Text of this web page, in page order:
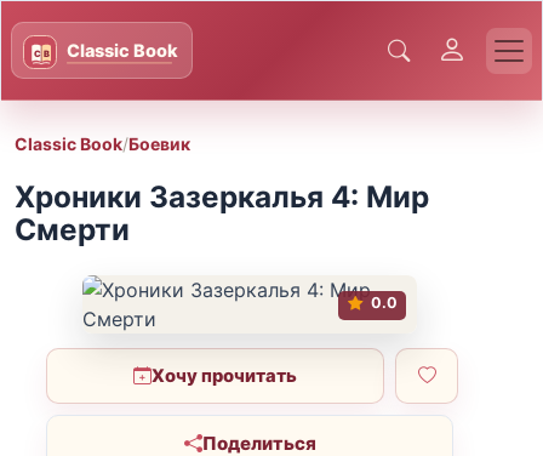
Classic Book/Боевик
Хроники Зазеркалья 4: Мир
Смерти
0.0
Хочу прочитать
Поделиться